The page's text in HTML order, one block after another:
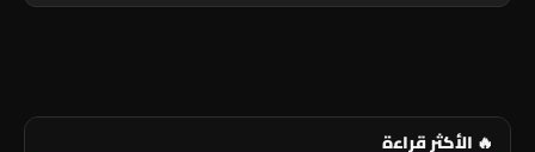
🔥 الأكثر قراءة